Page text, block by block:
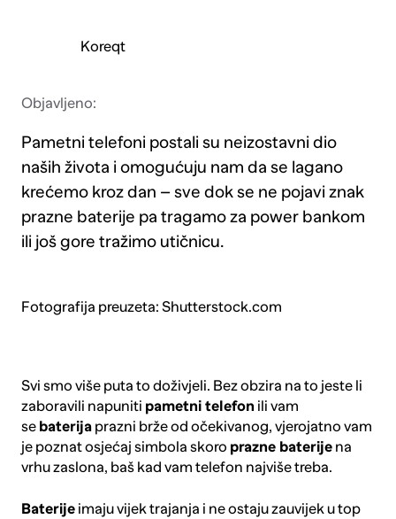
Koreqt
Objavljeno:
Pametni telefoni postali su neizostavni dio
naših života i omogućuju nam da se lagano
krećemo kroz dan – sve dok se ne pojavi znak
prazne baterije pa tragamo za power bankom
ili još gore tražimo utičnicu.
Fotografija preuzeta: Shutterstock.com
Svi smo više puta to doživjeli. Bez obzira na to jeste li
zaboravili napuniti pametni telefon ili vam
se baterijaprazni brže od očekivanog, vjerojatno vam
je poznat osjećaj simbola skoro prazne baterijena
vrhu zaslona, ​​baš kad vam telefon najviše treba.
Baterijeimaju vijek trajanja i ne ostaju zauvijek u top